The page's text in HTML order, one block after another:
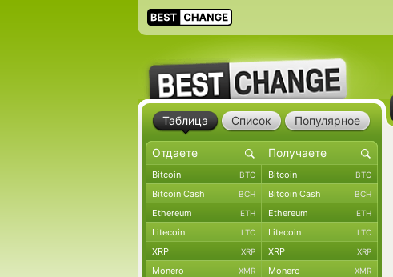
Таблица Список Популярное
Bitcoin BTC Bitcoin BTC
Bitcoin Cash BCH Bitcoin Cash BCH
Ethereum ETH Ethereum ETH
Litecoin LTC Litecoin LTC
XRP XRP XRP XRP
Monero XMR Monero XMR